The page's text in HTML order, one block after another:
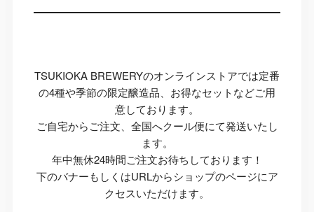
TSUKIOKA BREWERYのオンラインストアでは定番
の4種や季節の限定醸造品、お得なセットなどご用
意しております。
ご自宅からご注文、全国へクール便にて発送いたし
ます。
年中無休24時間ご注文お待ちしております！
下のバナーもしくはURLからショップのページにア
クセスいただけます。